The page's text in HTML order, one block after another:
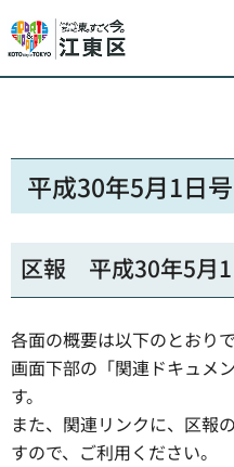
平成30年5月1日
区報 平成30年5月1
各面の概要は以下のとおりで
画面下部の「関連ドキュメ
す。
また、関連リンクに、区報
すので、ご利用ください。